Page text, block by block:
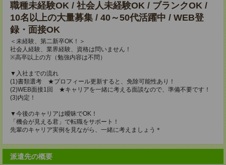
職種未経験OK / 社会人未経験OK / ブランクOK /
10名以上の大量募集 / 40～50代活躍中 / WEB登
録・面接OK
＜未経験、第二新卒OK！＞
社会人経験、業界経験、資格は問いません！
※高卒以上の方（勉強内容は不問）
▼入社までの流れ
(1)書類選考 ★プロフィール更新すると、免除可能性あり！
(2)WEB面接1回 ★キャリアを一緒に考える面談なので、準備不要です！
(3)内定！
▼今後のキャリアは曖昧でOK！
「機会が見える君」で転職をサポート！
先輩のキャリア実例を見ながら、一緒に考えましょう＊
派遣先の概要